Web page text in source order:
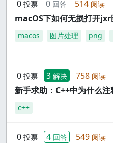
0 投票 0 回答 514 阅读
macOS下如何无损打开jxr
macos 图片处理 png
0 投票 3 解决 758 阅读
新手求助：C++中为什么
c++
0 投票 4 回答 549 阅读